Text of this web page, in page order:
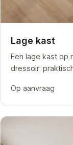
Lage kast
Een lage kast op
dressoir:
Op aanvraag